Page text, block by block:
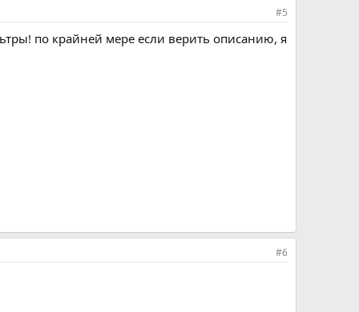
#5
по крайней мере если верить описанию, я
#6